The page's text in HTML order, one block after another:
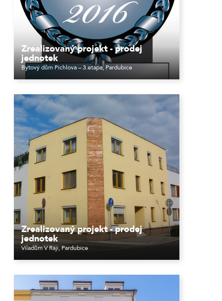
Zrealizovaný projekt - prodej
jednotek
Bytový dům Pichlova – 3.etapa, Pardubice
Zrealizovaný projekt - prodej
jednotek
Viladům V Ráji, Pardubice